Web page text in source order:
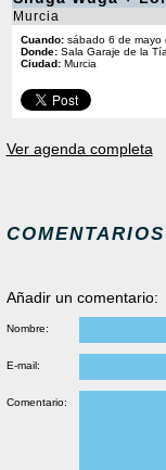
Murcia
Cuando:sábado 6 de mayo
Donde:Sala Garaje de la
Ciudad:Murcia
Ver agenda completa
COMENTARIOS
Añadir un comentario:
Nombre:
E-mail:
Comentario: